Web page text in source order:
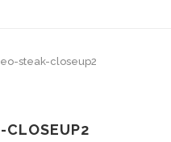
steak-closeup2
CLOSEUP2